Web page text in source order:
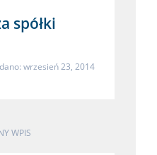
spółki
wrzesień 23, 2014
WPIS